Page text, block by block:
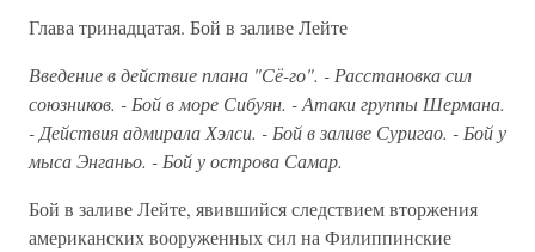
Глава тринадцатая. Бой в заливе Лейте
Введение в действие плана "Сё-го". - Расстановка сил
союзников. - Бой в море Сибуян. - Атаки группы Шермана.
- Действия адмирала Хэлси. - Бой в заливе Суригао. - Бой у
мыса Энганьо. - Бой у острова Самар.
Бой в заливе Лейте, явившийся следствием вторжения
американских вооруженных сил на Филиппинские